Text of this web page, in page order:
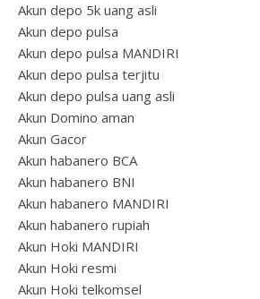
Akun depo 5k uang asli
Akun depo pulsa
Akun depo pulsa MANDIRI
Akun depo pulsa terjitu
Akun depo pulsa uang asli
Akun Domino aman
Akun Gacor
Akun habanero BCA
Akun habanero BNI
Akun habanero MANDIRI
Akun habanero rupiah
Akun Hoki MANDIRI
Akun Hoki resmi
Akun Hoki telkomsel